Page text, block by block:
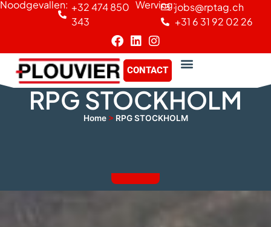
Noodgevallen: +32 474 850
343
Werving:jobs@rptag.ch
+31 6 31 92 02 26
CONTACT
RPG STOCKHOLM
Home> RPG STOCKHOLM
Cookies beheer paneel